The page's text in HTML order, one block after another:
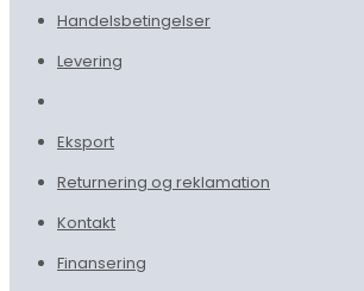
Handelsbetingelser
Levering
Eksport
Returnering og reklamation
Kontakt
Finansering